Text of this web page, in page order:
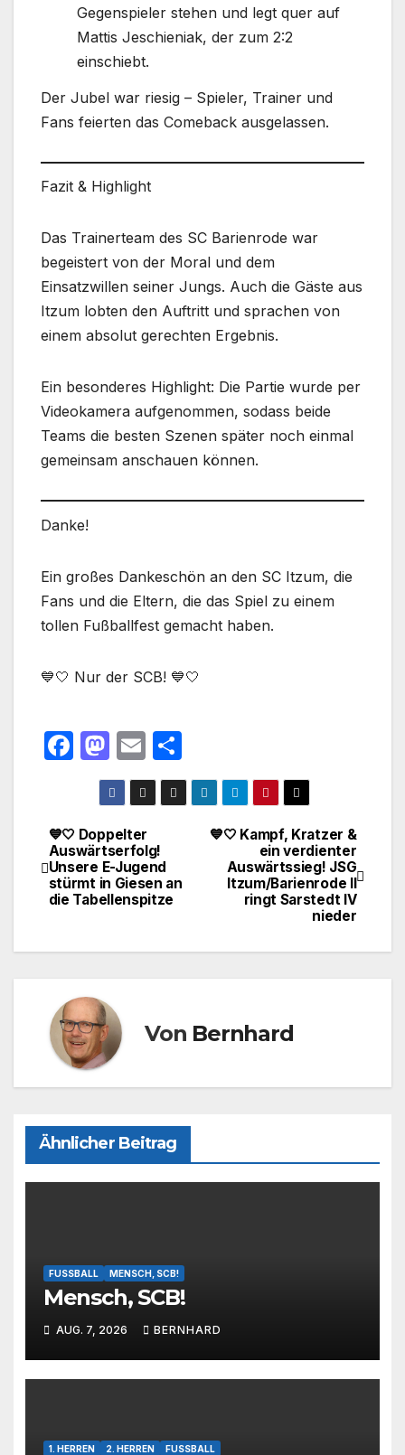
Gegenspieler stehen und legt quer auf
Mattis Jeschieniak, der zum 2:2
einschiebt.
Der Jubel war riesig – Spieler, Trainer und
Fans feierten das Comeback ausgelassen.
Fazit & Highlight
Das Trainerteam des SC Barienrode war
begeistert von der Moral und dem
Einsatzwillen seiner Jungs. Auch die Gäste aus
Itzum lobten den Auftritt und sprachen von
einem absolut gerechten Ergebnis.
Ein besonderes Highlight: Die Partie wurde per
Videokamera aufgenommen, sodass beide
Teams die besten Szenen später noch einmal
gemeinsam anschauen können.
Danke!
Ein großes Dankeschön an den SC Itzum, die
Fans und die Eltern, die das Spiel zu einem
tollen Fußballfest gemacht haben.
💙🤍 Nur der SCB! 💙🤍
F
e
b
o
k
M
a
st
o
d
o
E
m
ail
ei
le
Beitragsnavigation
💙🤍 Kampf, Kratzer &
ein verdienter
Auswärtssieg! JSG
Itzum/Barienrode II
ringt Sarstedt IV
nieder
💙🤍 Doppelter
Auswärtserfolg!
Unsere E-Jugend
stürmt in Giesen an
die Tabellenspitze
Von Bernhard
Ähnlicher Beitrag
FUSSBALL MENSCH, SCB!
Mensch, SCB!
AUG. 7, 2026 BERNHARD
1. HERREN 2. HERREN FUSSBALL